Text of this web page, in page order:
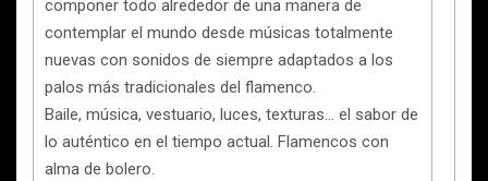
componer todo alrededor de una manera de
contemplar el mundo desde músicas totalmente
nuevas con sonidos de siempre adaptados a los
palos más tradicionales del flamenco.
Baile, música, vestuario, luces, texturas… el sabor de
lo auténtico en el tiempo actual. Flamencos con
alma de bolero.